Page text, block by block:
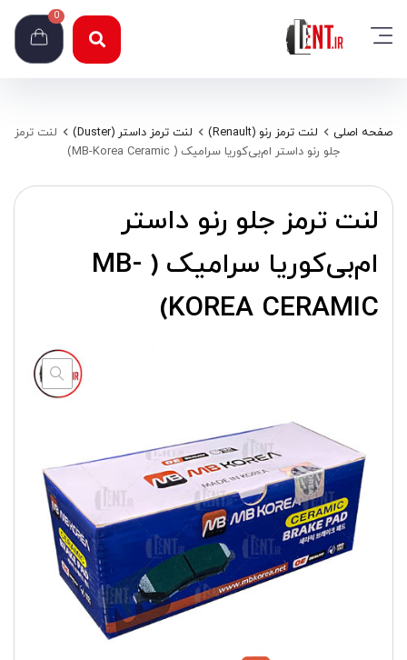
0
صفحه اصلی لنت ترمز رنو (Renault) لنت ترمز داستر (Duster)
لنت ترمز
جلو رنو داستر ام‌بی‌کوریا سرامیک ( MB-Korea Ceramic)
لنت ترمز جلو رنو داستر
ام‌بی‌کوریا سرامیک ( MB-
KOREA CERAMIC)